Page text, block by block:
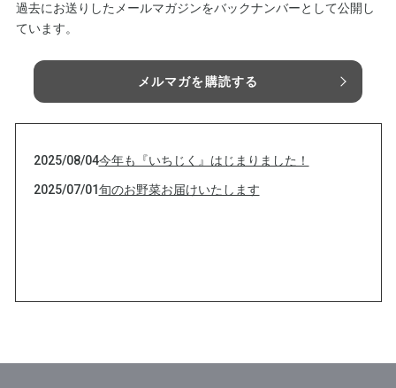
過去にお送りしたメールマガジンをバックナンバーとして公開し
ています。
メルマガを購読する
2025/08/04今年も『いちじく』はじまりました！
2025/07/01旬のお野菜お届けいたします